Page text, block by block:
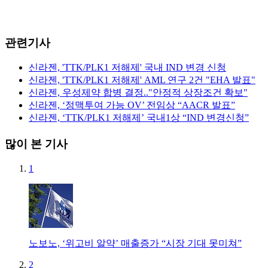
관련기사
신라젠, 'TTK/PLK1 저해제' 국내 IND 변경 신청
신라젠, 'TTK/PLK1 저해제' AML 연구 2건 "EHA 발표"
신라젠, 우성제약 합병 결정.."안정적 상장조건 확보"
신라젠, ‘정맥투여 가능 OV’ 전임상 “AACR 발표”
신라젠, ‘TTK/PLK1 저해제’ 국내1상 “IND 변경신청”
많이 본 기사
1
노보노, ‘위고비 알약’ 매출증가 “시장 기대 못미쳐”
2